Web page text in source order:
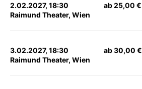
2.02.2027, 18:30
Raimund Theater, Wien
ab 25,00 €
3.02.2027, 18:30
Raimund Theater, Wien
ab 30,00 €